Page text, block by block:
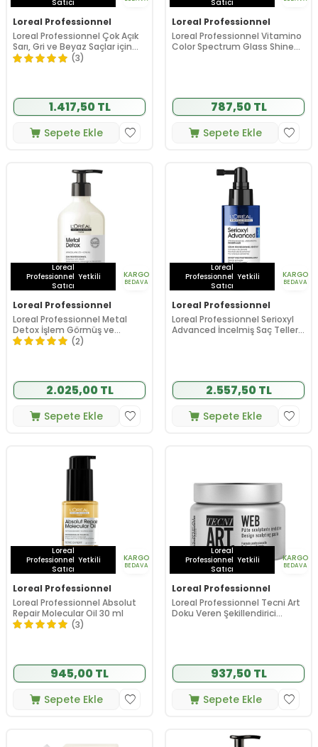
Satıcı
Loreal Professionnel
Loreal Professionnel Çok Açık
Sarı, Gri ve Beyaz Saçlar için
Renk Dengeleyici Mor
(3)
1.417,50 TL
Sepete Ekle
Satıcı
Loreal Professionnel
Loreal Professionnel Vitamino
Color Spectrum Glass Shine
787,50 TL
Sepete Ekle
Loreal
Professionnel Yetkili
Satıcı
KARGO
BEDAVA
Loreal Professionnel
Loreal Professionnel Metal
Detox İşlem Görmüş ve
Yıpranmış Saçlar İçin Arındırıcı
(2)
2.025,00 TL
Sepete Ekle
Loreal
Professionnel Yetkili
Satıcı
KARGO
BEDAVA
Loreal Professionnel
Loreal Professionnel Serioxyl
Advanced İncelmiş Saç Telleri
2.557,50 TL
Sepete Ekle
Loreal
Professionnel Yetkili
Satıcı
KARGO
BEDAVA
Loreal Professionnel
Loreal Professionnel Absolut
Repair Molecular Oil 30 ml
(3)
945,00 TL
Sepete Ekle
Loreal
Professionnel Yetkili
Satıcı
KARGO
BEDAVA
Loreal Professionnel
Loreal Professionnel Tecni Art
Doku Veren Şekillendirici
937,50 TL
Sepete Ekle